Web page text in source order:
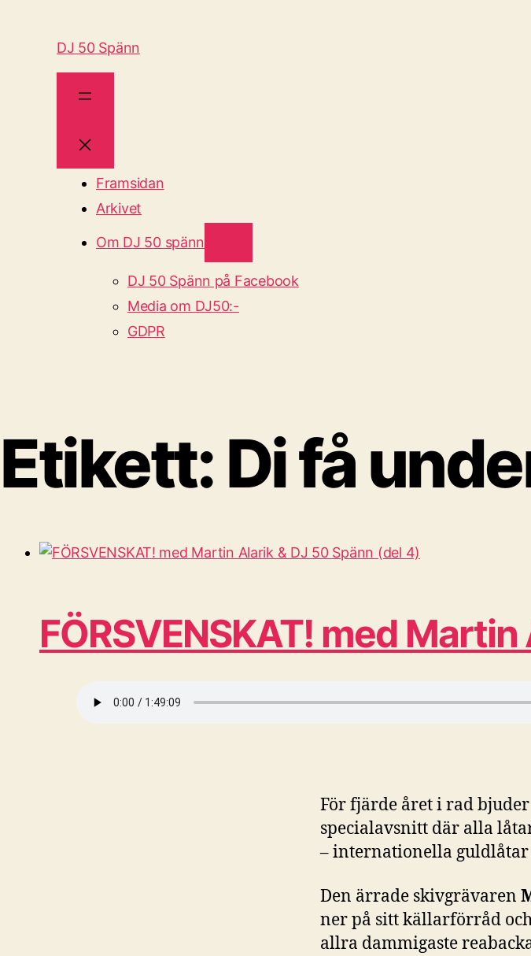
DJ 50 Spänn
Framsidan
Arkivet
Om DJ 50 spänn
DJ 50 Spänn på Facebook
Media om DJ50:-
GDPR
Etikett:Di få
FÖRSVENSKAT! med
För fjärde året i rad
specialavsnitt där alla
– internationella guldlåtar
Den ärrade skivgrävaren
ner på sitt källarförråd
allra dammigaste